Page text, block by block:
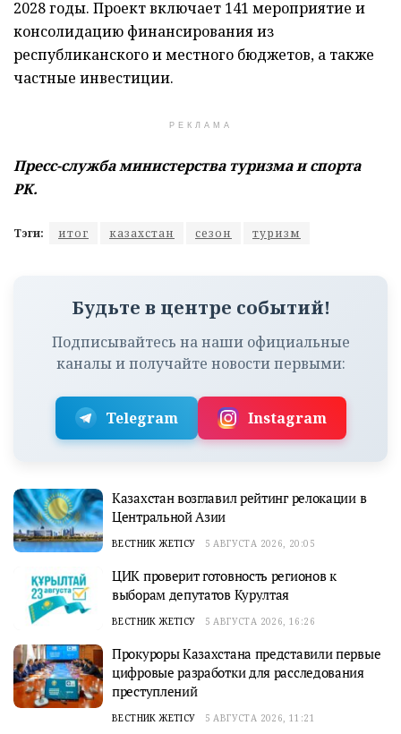
2028 годы. Проект включает 141 мероприятие и
консолидацию финансирования из
республиканского и местного бюджетов, а также
частные инвестиции.
РЕКЛАМА
Пресс-служба министерства туризма и спорта
РК.
Тэги: итог казахстан сезон туризм
Будьте в центре событий!
Подписывайтесь на наши официальные
каналы и получайте новости первыми:
Telegram Instagram
Казахстан возглавил рейтинг релокации в
Центральной Азии
ВЕСТНИК ЖЕТІСУ 5 АВГУСТА 2026, 20:05
ЦИК проверит готовность регионов к
выборам депутатов Курултая
ВЕСТНИК ЖЕТІСУ 5 АВГУСТА 2026, 16:26
Прокуроры Казахстана представили первые
цифровые разработки для расследования
преступлений
ВЕСТНИК ЖЕТІСУ 5 АВГУСТА 2026, 11:21